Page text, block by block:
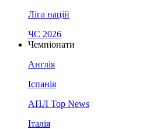
Ліга націй
ЧС 2026
Чемпіонати
Англія
Іспанія
АПЛ Top News
Італія